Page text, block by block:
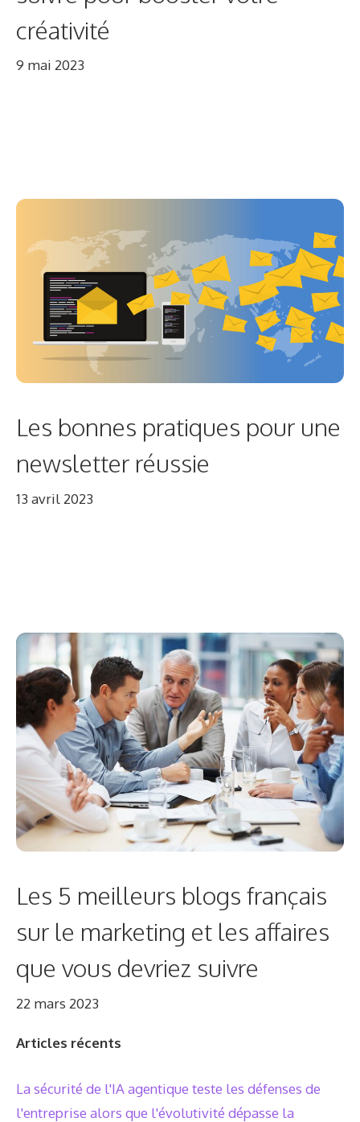
créativité
9 mai 2023
Les bonnes pratiques pour une
newsletter réussie
13 avril 2023
Les 5 meilleurs blogs français
sur le marketing et les affaires
que vous devriez suivre
22 mars 2023
Articles récents
La sécurité de l'IA agentique teste les défenses de
l'entreprise alors que l'évolutivité dépasse la